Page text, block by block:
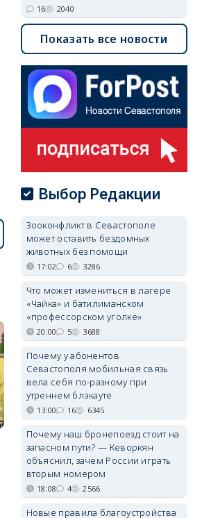
Минкультуры может
изменить правила стройки у
форта «Северная
Балаклава»
«Несчастливую» половину ТСН
16 2040
Показать все новости
Выбор Редакции
Зооконфликт в Севастополе
может оставить бездомных
животных без помощи
17:02 6 3286
Что может измениться в лагере
«Чайка» и батилиманском
«профессорском уголке»
20:00 5 3688
Почему у абонентов
Севастополя мобильная связь
вела себя по-разному при
утреннем блэкауте
13:00 16 6345
Почему наш бронепоезд стоит на
запасном пути? — Кеворкян
объяснил, зачем России играть
вторым номером
18:08 4 2566
Новые правила благоустройства